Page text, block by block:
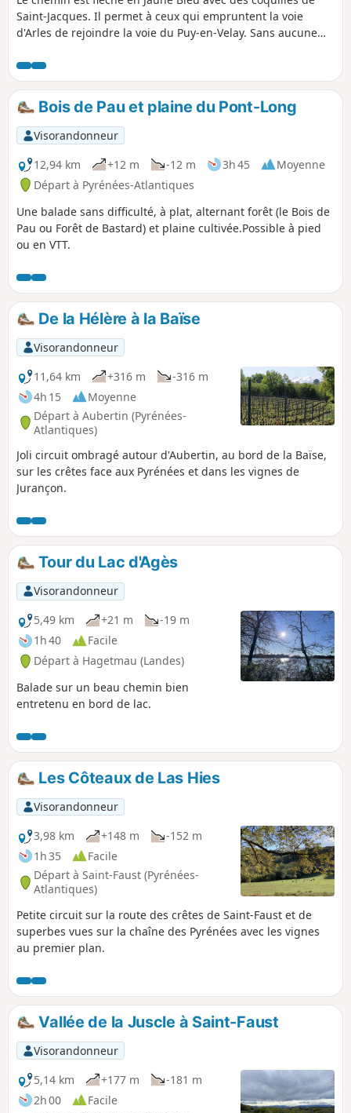
Saint-Jacques. Il permet à ceux qui empruntent la voie
d'Arles de rejoindre la voie du Puy-en-Velay. Sans aucune
entre les deux villes étapes.
Bois de Pau et plaine du Pont-Long
Visorandonneur
12,94 km
+12 m -12 m 3h 45
Moyenne
Départ à Pyrénées-Atlantiques
Une balade sans difficulté, à plat, alternant forêt (le Bois de
Pau ou Forêt de Bastard) et plaine cultivée.Possible à pied
ou en VTT.
De la Hélère à la Baïse
Visorandonneur
11,64 km
+316 m
-316 m
4h 15
Moyenne
Départ à Aubertin (Pyrénées-
Atlantiques)
Joli circuit ombragé autour d'Aubertin, au bord de la Baïse,
sur les crêtes face aux Pyrénées et dans les vignes de
Jurançon.
Tour du Lac d'Agès
Visorandonneur
5,49 km
+21 m
-19 m
1h 40
Facile
Départ à Hagetmau (Landes)
Balade sur un beau chemin bien
entretenu en bord de lac.
Les Côteaux de Las Hies
Visorandonneur
3,98 km
+148 m
-152 m
1h 35
Facile
Départ à Saint-Faust (Pyrénées-
Atlantiques)
Petite circuit sur la route des crêtes de Saint-Faust et de
superbes vues sur la chaîne des Pyrénées avec les vignes
au premier plan.
Vallée de la Juscle à Saint-Faust
Visorandonneur
5,14 km
+177 m
-181 m
2h 00
Facile